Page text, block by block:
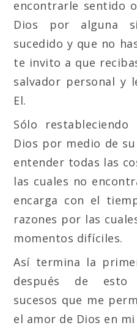
encontrarle sentido
Dios por alguna
sucedido y que no
te invito a que
salvador personal y
El.
Sólo
Dios por medio de
entender todas las
las cuales no
encarga con el
razones por las
momentos difíciles.
Así termina la
después de esto
sucesos que me
el amor de Dios en mi